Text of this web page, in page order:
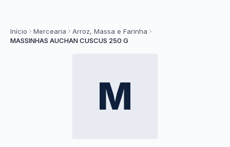
Início Mercearia
Arroz, Massa e Farinha
MASSINHAS AUCHAN CUSCUS 250 G
M